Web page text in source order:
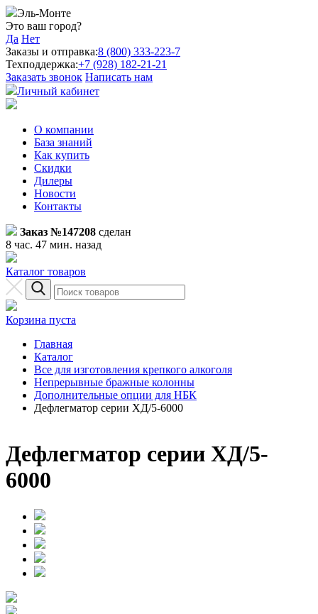
Эль-Монте
Это ваш город?
Да Нет
Заказы и отправка:8 (800) 333-223-7
Техподдержка:+7 (928) 182-21-21
Заказать звонок Написать нам
Личный кабинет
О компании
База знаний
Как купить
Скидки
Дилеры
Новости
Контакты
Заказ №147208 сделан
8 час. 47 мин. назад
Каталог товаров
Корзина пуста
Главная
Каталог
Все для изготовления крепкого алкоголя
Непрерывные бражные колонны
Дополнительные опции для НБК
Дефлегматор серии ХД/5-6000
Дефлегматор серии ХД/5-
6000